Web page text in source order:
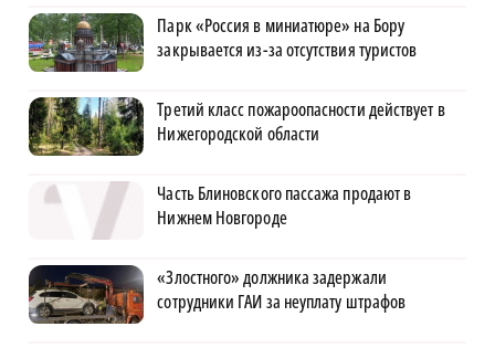
Парк «Россия в миниатюре» на Бору
закрывается из-за отсутствия туристов
Третий класс пожароопасности действует в
Нижегородской области
Часть Блиновского пассажа продают в
Нижнем Новгороде
«Злостного» должника задержали
сотрудники ГАИ за неуплату штрафов